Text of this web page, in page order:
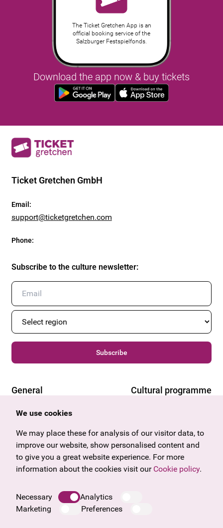
The Ticket Gretchen App is an
official booking service of the
Salzburger Festspielfonds.
Download the app now & buy tickets
Ticket Gretchen GmbH
Email :
support@ticketgretchen.com
Phone:
Subscribe to the culture newsletter:
Subscribe
General
Offers & News
Gift voucher
Frequently asked questions
Legal notice
Data protection information
Cultural programme
Vorarlberg
Burgenland
Salzburg
Upper Austria
We use cookies
We may place these for analysis of our visitor data, to
improve our website, show personalised content and
to give you a great website experience. For more
information about the cookies visit our Cookie policy.
Necessary
Analytics
Marketing
Preferences